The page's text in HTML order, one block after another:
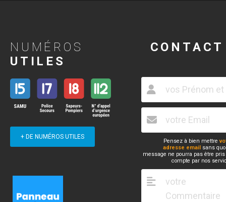
NUMÉROS
UTILES
+ DE NUMÉROS UTILES
CONTACT
Pensez à bien mettre
adresse email sans
message ne pourra pas être
compte par nos